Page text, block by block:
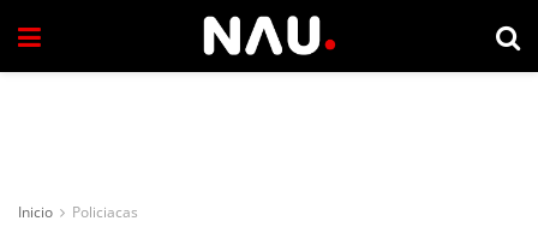
Inicio Policiacas